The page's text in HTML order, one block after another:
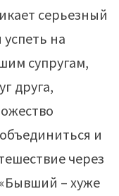
серьезный
на
супругам,
друга,
и
через
– хуже